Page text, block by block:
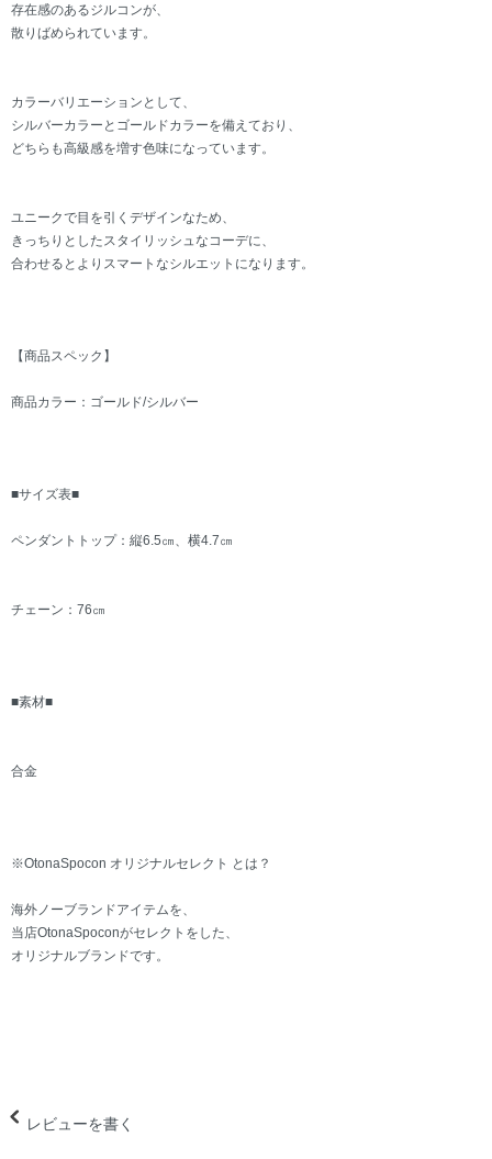
存在感のあるジルコンが、
散りばめられています。
カラーバリエーションとして、
シルバーカラーとゴールドカラーを備えており、
どちらも高級感を増す色味になっています。
ユニークで目を引くデザインなため、
きっちりとしたスタイリッシュなコーデに、
合わせるとよりスマートなシルエットになります。
【商品スペック】
商品カラー：ゴールド/シルバー
■サイズ表■
ペンダントトップ：縦6.5㎝、横4.7㎝
チェーン：76㎝
■素材■
合金
※OtonaSpocon オリジナルセレクト とは？
海外ノーブランドアイテムを、
当店OtonaSpoconがセレクトをした、
オリジナルブランドです。
レビューを書く